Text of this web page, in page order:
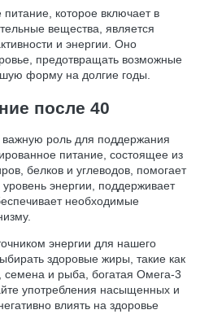
которое включает в
вещества, является
и энергии. Оно
предотвращать возможные
форму на долгие годы.
после 40
важную роль для поддержания
питание, состоящее из
белков и углеводов, помогает
энергии, поддерживает
необходимые
энергии для нашего
здоровые жиры, такие как
семена и рыба, богатая Омега-3
употребления насыщенных и
влиять на здоровье